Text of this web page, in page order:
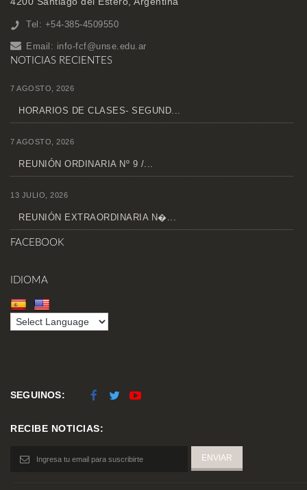
Tel: +54-385-4509550
Email: info-fcf@unse.edu.ar
NOTICIAS RECIENTES
7 AGOSTO, 2026
HORARIOS DE CLASES- SEGUND...
7 AGOSTO, 2026
REUNIÓN ORDINARIA Nº 9 /...
13 JULIO, 2026
REUNIÓN EXTRAORDINARIA N�...
FACEBOOK
IDIOMA
SEGUINOS:
RECIBE NOTICIAS: